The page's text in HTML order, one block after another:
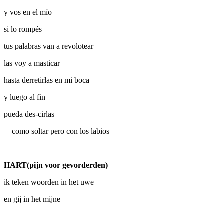
y vos en el mío
si lo rompés
tus palabras van a revolotear
las voy a masticar
hasta derretirlas en mi boca
y luego al fin
pueda des-cirlas
—como soltar pero con los labios—
HART(pijn voor gevorderden)
ik teken woorden in het uwe
en gij in het mijne